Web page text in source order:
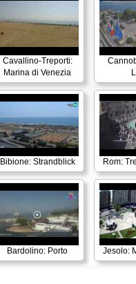
Cavallino-Treporti:
Marina di Venezia
Bibione: Strandblick Rom:
Bardolino: Porto Jesolo: